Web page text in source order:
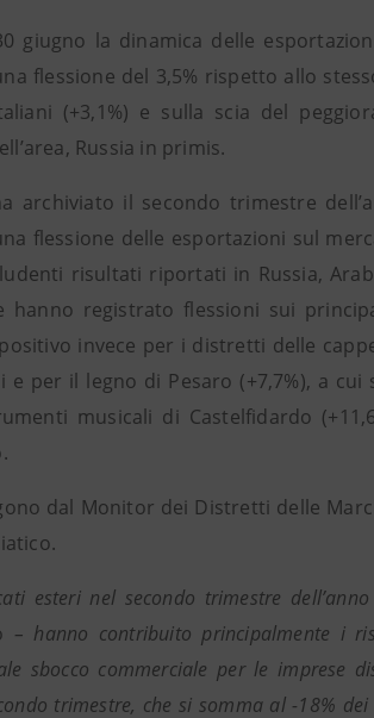
giugno la dinamica delle
flessione del 3,5% rispetto allo
(+3,1%) e sulla scia del
Russia in primis.
archiviato il secondo trimestre
flessione delle esportazioni sul
risultati riportati in Russia,
hanno registrato flessioni sui
invece per i distretti delle
per il legno di Pesaro (+7,7%), a cui
musicali di Castelfidardo
dal Monitor dei Distretti delle
esteri nel secondo trimestre
– hanno contribuito principalmente i
sbocco commerciale per le imprese
trimestre, che si somma al -18%